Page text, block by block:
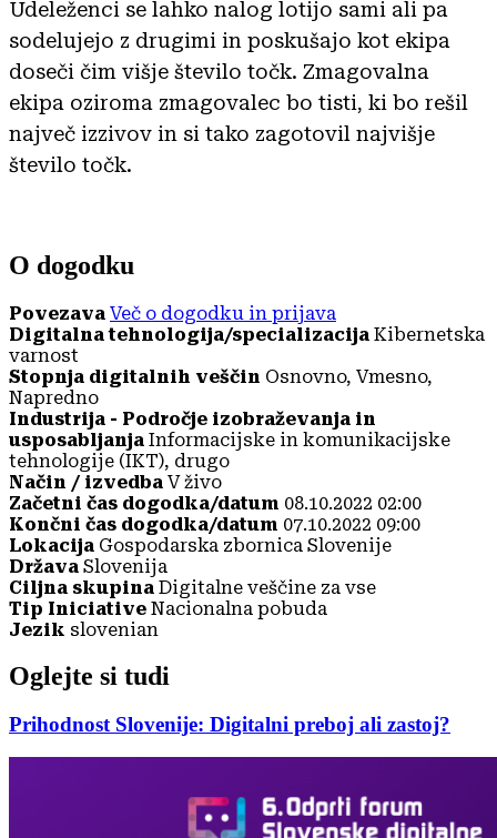
Udeleženci se lahko nalog lotijo sami ali pa
sodelujejo z drugimi in poskušajo kot ekipa
doseči čim višje število točk. Zmagovalna
ekipa oziroma zmagovalec bo tisti, ki bo rešil
največ izzivov in si tako zagotovil najvišje
število točk.
O dogodku
Povezava Več o dogodku in prijava
Digitalna tehnologija/specializacija Kibernetska
varnost
Stopnja digitalnih veščin Osnovno, Vmesno,
Napredno
Industrija - Področje izobraževanja in
usposabljanja Informacijske in komunikacijske
tehnologije (IKT), drugo
Način / izvedba V živo
Začetni čas dogodka/datum 08.10.2022 02:00
Končni čas dogodka/datum 07.10.2022 09:00
Lokacija Gospodarska zbornica Slovenije
Država Slovenija
Ciljna skupina Digitalne veščine za vse
Tip Iniciative Nacionalna pobuda
Jezik slovenian
Oglejte si tudi
Prihodnost Slovenije: Digitalni preboj ali zastoj?